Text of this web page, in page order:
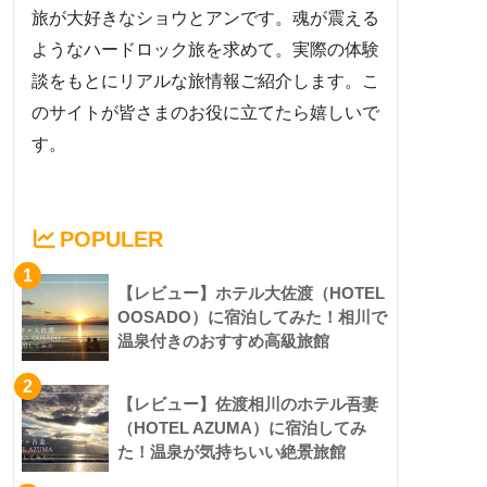
旅が大好きなショウとアンです。魂が震える
ようなハードロック旅を求めて。実際の体験
談をもとにリアルな旅情報ご紹介します。こ
のサイトが皆さまのお役に立てたら嬉しいで
す。
POPULER
1
【レビュー】ホテル大佐渡（HOTEL
OOSADO）に宿泊してみた！相川で
温泉付きのおすすめ高級旅館
2
【レビュー】佐渡相川のホテル吾妻
（HOTEL AZUMA）に宿泊してみ
た！温泉が気持ちいい絶景旅館